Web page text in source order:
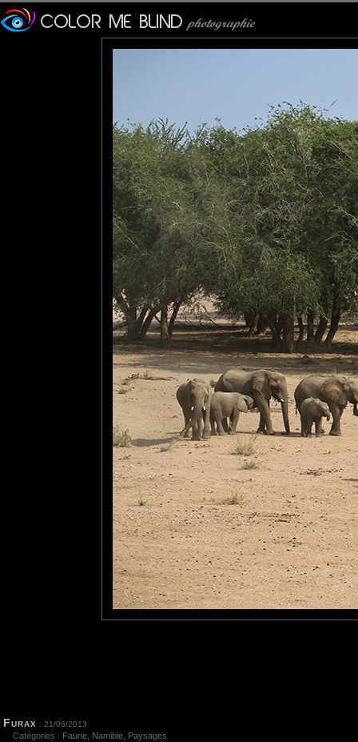
Furax : 21/06/2013
Catégories : Faune Namibie Paysages
: 23/06/2013
massacrés pour leur
: 23/06/2013
C'est la marche des
: 24/06/2013
un fabuleux moment, sans
: 03/09/2013
Trop beau... Et de toutes
Gaya Nature: 07/01/2014
Et bien tu vois, je
connaissais pas ceux-ci!
photo, j'adore!
Laisser un commentaire
Nom
E-mail
Site